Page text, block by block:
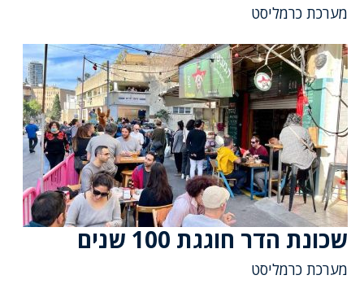
מערכת כרמליסט
שכונת הדר חוגגת 100 שנים
מערכת כרמליסט